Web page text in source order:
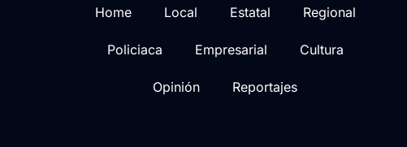
Home Local Estatal Regional
Policiaca Empresarial Cultura
Opinión Reportajes